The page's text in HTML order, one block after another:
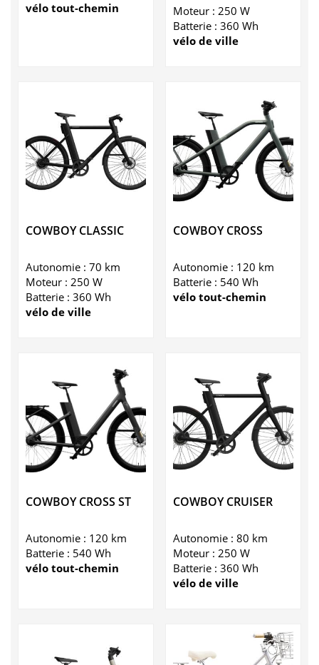
vélo tout-chemin
Moteur : 250 W
Batterie : 360 Wh
vélo de ville
COWBOY CLASSIC
Autonomie : 70 km
Moteur : 250 W
Batterie : 360 Wh
vélo de ville
COWBOY CROSS
Autonomie : 120 km
Batterie : 540 Wh
vélo tout-chemin
COWBOY CROSS ST
Autonomie : 120 km
Batterie : 540 Wh
vélo tout-chemin
COWBOY CRUISER
Autonomie : 80 km
Moteur : 250 W
Batterie : 360 Wh
vélo de ville